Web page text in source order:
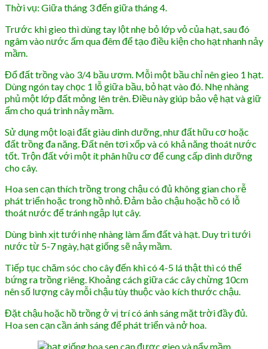
Thời vụ: Giữa tháng 3 đến giữa tháng 4.
Trước khi gieo thì dùng tay lột nhẹ bỏ lớp vỏ của hạt, sau đó
ngâm vào nước ấm qua đêm để tạo điều kiện cho hạt nhanh nảy
mầm.
Đổ đất trồng vào 3/4 bầu ươm. Mỗi một bầu chỉ nên gieo 1 hạt.
Dùng ngón tay chọc 1 lỗ giữa bầu, bỏ hạt vào đó. Nhẹ nhàng
phủ một lớp đất mỏng lên trên. Điều này giúp bảo vệ hạt và giữ
ẩm cho quá trình nảy mầm.
Sử dụng một loại đất giàu dinh dưỡng, như đất hữu cơ hoặc
đất trồng đa năng. Đất nên tơi xốp và có khả năng thoát nước
tốt. Trộn đất với một ít phân hữu cơ để cung cấp dinh dưỡng
cho cây.
Hoa sen cạn thích trồng trong chậu có đủ không gian cho rễ
phát triển hoặc trong hồ nhỏ. Đảm bảo chậu hoặc hồ có lỗ
thoát nước để tránh ngập lụt cây.
Dùng bình xịt tưới nhẹ nhàng làm ẩm đất và hạt. Duy trì tưới
nước từ 5-7 ngày, hạt giống sẽ nảy mầm.
Tiếp tục chăm sóc cho cây đến khi có 4-5 lá thật thì có thể
bứng ra trồng riêng. Khoảng cách giữa các cây chừng 10cm
nên số lượng cây mỗi chậu tùy thuộc vào kích thước chậu.
Đặt chậu hoặc hồ trồng ở vị trí có ánh sáng mặt trời đầy đủ.
Hoa sen cạn cần ánh sáng để phát triển và nở hoa.